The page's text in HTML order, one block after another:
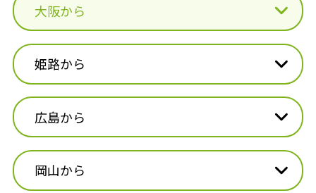
大阪から
姫路から
広島から
岡山から